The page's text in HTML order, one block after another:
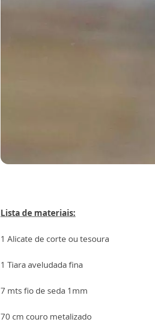
Lista de materiais:
1 Alicate de corte ou tesoura
1 Tiara aveludada fina
7 mts fio de seda 1mm
70 cm couro metalizado